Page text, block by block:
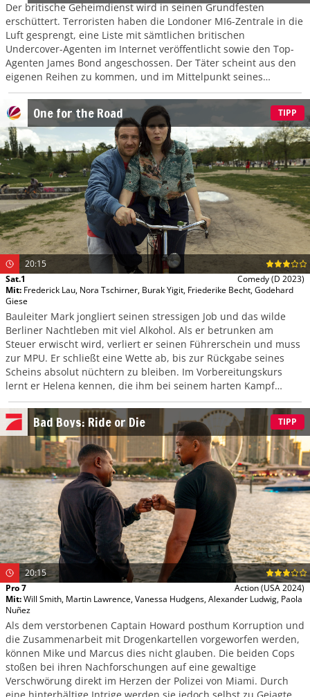
Der britische Geheimdienst wird in seinen Grundfesten
erschüttert. Terroristen haben die Londoner MI6-Zentrale in die
Luft gesprengt, eine Liste mit sämtlichen britischen
Undercover-Agenten im Internet veröffentlicht sowie den Top-
Agenten James Bond angeschossen. Der Täter scheint aus den
eigenen Reihen zu kommen, und im Mittelpunkt seines
Interesses steht ausgerechnet die Geheimdienstchefin M.
One for the Road TIPP
20:15
Sat.1
Comedy(D 2023)
Mit: Frederick Lau, Nora Tschirner, Burak Yigit, Friederike Becht,Godehard
Giese
Bauleiter Mark jongliert seinen stressigen Job und das wilde
Berliner Nachtleben mit viel Alkohol. Als er betrunken am
Steuer erwischt wird, verliert er seinen Führerschein und muss
zur MPU. Er schließt eine Wette ab, bis zur Rückgabe seines
Scheins absolut nüchtern zu bleiben. Im Vorbereitungskurs
lernt er Helena kennen, die ihm bei seinem harten Kampf
gegen die Sucht beisteht.
Bad Boys: Ride or Die TIPP
20:15
Pro 7
Action(USA 2024)
Mit:Will Smith, Martin Lawrence,Vanessa Hudgens,Alexander Ludwig, Paola
Nuñez
Als dem verstorbenen Captain Howard posthum Korruption und
die Zusammenarbeit mit Drogenkartellen vorgeworfen werden,
können Mike und Marcus dies nicht glauben. Die beiden Cops
stoßen bei ihren Nachforschungen auf eine gewaltige
Verschwörung direkt im Herzen der Polizei von Miami. Durch